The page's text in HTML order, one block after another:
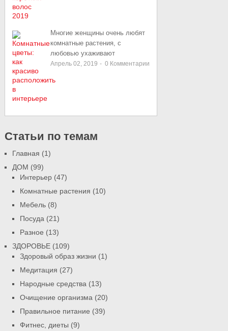
Многие женщины очень любят
комнатные растения, с
любовью ухаживают
Апрель 02, 2019 - 0 Комментарии
Статьи по темам
Главная (1)
ДОМ (99)
Интерьер(47)
Комнатные растения (10)
Мебель(8)
Посуда (21)
Разное (13)
ЗДОРОВЬЕ(109)
Здоровый образ жизни (1)
Медитация (27)
Народные средства (13)
Очищение организма (20)
Правильное питание (39)
Фитнес, диеты (9)